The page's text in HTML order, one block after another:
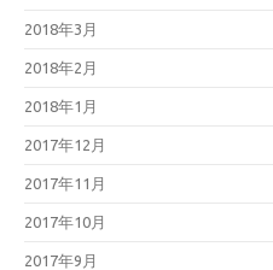
2018年3月
2018年2月
2018年1月
2017年12月
2017年11月
2017年10月
2017年9月